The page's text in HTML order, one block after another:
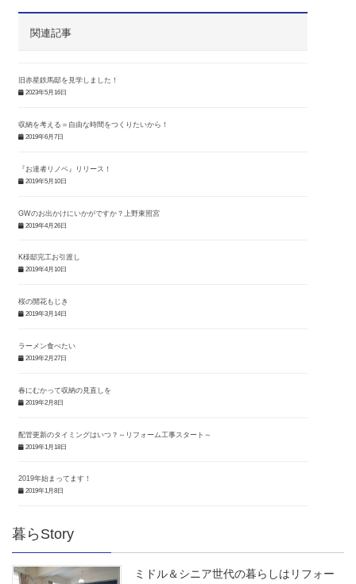
関連記事
旧赤星鉄馬邸を見学しました！
2023年5月16日
収納を考える＝自由な時間をつくりたいから！
2019年6月7日
『お達者リノベ』リリース！
2019年5月10日
GWのお出かけにいかがですか？上野東照宮
2019年4月26日
K様邸完工お引渡し
2019年4月10日
桜の開花もじき
2019年3月14日
ラーメン食べたい
2019年2月27日
春にむかって収納の見直しを
2019年2月8日
配管更新のタイミングはいつ？～リフォーム工事スタート～
2019年1月18日
2019年始まってます！
2019年1月8日
暮らStory
ミドル＆シニア世代の暮らしはリフォー